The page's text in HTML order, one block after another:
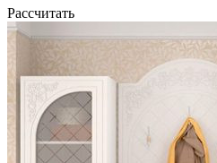
Рассчитать